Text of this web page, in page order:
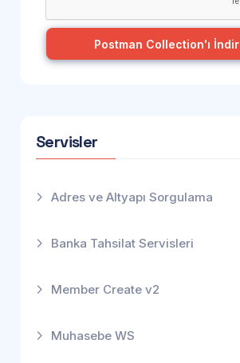
Postman Collection'ı İndir
Servisler
Adres ve Altyapı Sorgulama
Banka Tahsilat Servisleri
Member Create v2
Muhasebe WS